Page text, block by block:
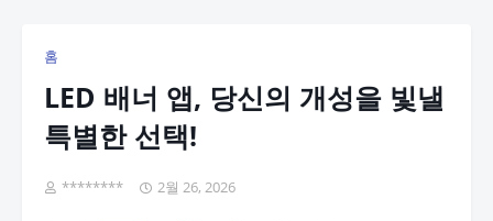
홈
LED 배너 앱, 당신의 개성을 빛낼
특별한 선택!
******** 2월 26, 2026